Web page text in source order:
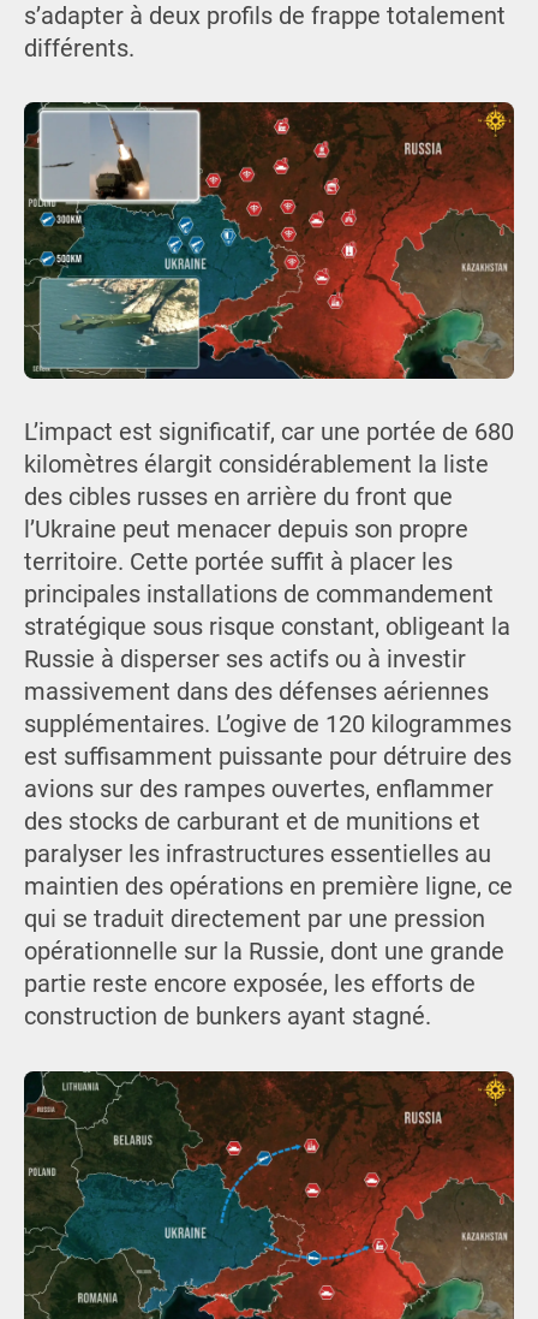
s’adapter à deux profils de frappe totalement
différents.
L’impact est significatif, car une portée de 680
kilomètres élargit considérablement la liste
des cibles russes en arrière du front que
l’Ukraine peut menacer depuis son propre
territoire. Cette portée suffit à placer les
principales installations de commandement
stratégique sous risque constant, obligeant la
Russie à disperser ses actifs ou à investir
massivement dans des défenses aériennes
supplémentaires. L’ogive de 120 kilogrammes
est suffisamment puissante pour détruire des
avions sur des rampes ouvertes, enflammer
des stocks de carburant et de munitions et
paralyser les infrastructures essentielles au
maintien des opérations en première ligne, ce
qui se traduit directement par une pression
opérationnelle sur la Russie, dont une grande
partie reste encore exposée, les efforts de
construction de bunkers ayant stagné.